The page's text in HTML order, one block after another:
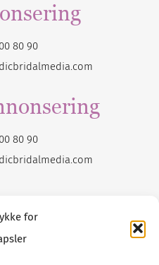
for
80 90
80 90
.com